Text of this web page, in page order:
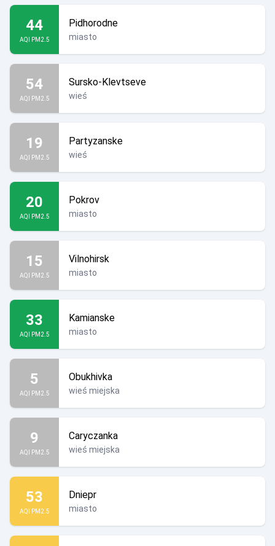
44
AQI PM2.5
Pidhorodne
miasto
54
AQI PM2.5
Sursko-Klevtseve
wieś
19
AQI PM2.5
Partyzanske
wieś
20
AQI PM2.5
Pokrov
miasto
15
AQI PM2.5
Vilnohirsk
miasto
33
AQI PM2.5
Kamianske
miasto
5
AQI PM2.5
Obukhivka
wieś miejska
9
AQI PM2.5
Caryczanka
wieś miejska
53
AQI PM2.5
Dniepr
miasto